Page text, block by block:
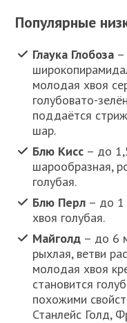
Популярные
Глаука Глобоза
молодая хвоя
голубовато-
поддаётся
шар.
Блю Кисс – до
шарообразная,
голубая.
Блю Перл – до 1
хвоя голубая.
Майголд – до 6
рыхлая, ветви
молодая хвоя
становится
похожими
Станлейс Голд,